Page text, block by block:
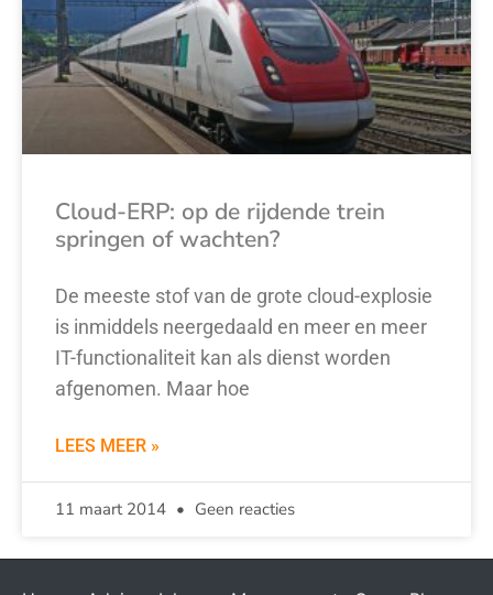
Cloud-ERP: op de rijdende trein
springen of wachten?
De meeste stof van de grote cloud-explosie
is inmiddels neergedaald en meer en meer
IT-functionaliteit kan als dienst worden
afgenomen. Maar hoe
LEES MEER »
11 maart 2014 Geen reacties